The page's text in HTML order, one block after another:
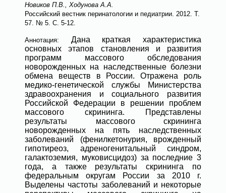
Новиков П.В., Ходунова А.А.
Российский вестник перинатологии и педиатрии . 2012. Т.
57. № 5 . С. 5-12.
Аннотация: Дана краткая характеристика
основных этапов становления и развития
программ массового обследования
новорожденных на наследственные болезни
обмена веществ в России. Отражена роль
медико-генетической службы Министерства
здравоохранения и социального развития
Российской Федерации в решении проблем
массового скрининга. Представлены
результаты массового скрининга
новорожденных на пять наследственных
заболеваний (фенилкетонурия, врожденный
гипотиреоз, адреногенитальный синдром,
галактоземия, муковисцидоз) за последние 3
года, а также результаты скрининга по
федеральным округам России за 2010 г.
Выделены частоты заболеваний и некоторые